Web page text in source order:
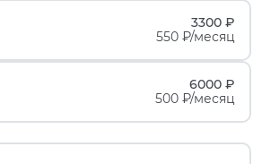
3300 ₽
550 ₽/месяц
6000 ₽
500 ₽/месяц